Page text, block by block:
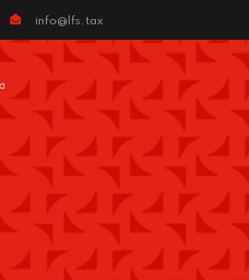
info@lfs.tax